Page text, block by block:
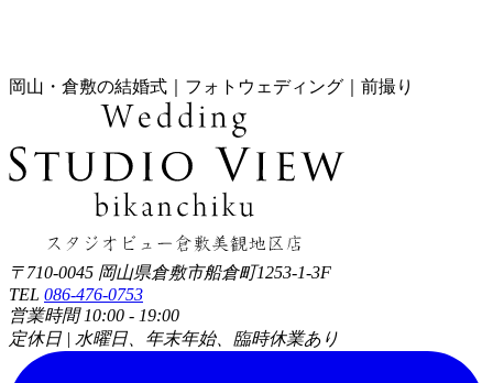
岡山・倉敷の結婚式｜フォトウェディング｜前撮り
〒710-0045 岡山県倉敷市船倉町1253-1-3F
TEL 086-476-0753
営業時間 10:00 - 19:00
定休日 | 水曜日、年末年始、臨時休業あり